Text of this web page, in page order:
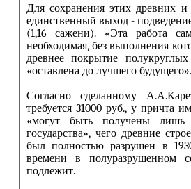
Для сохранения этих древних и
единственный выход -
(1,16 сажени). «Эта работа
необходимая, без выполнения
древнее покрытие
«оставлена до лучшего будущего».
Согласно сделанному
требуется 31000 руб., у причта
«могут быть получены лишь
государства», чего древние
был полностью разрушен в
времени в полуразрушенном
подлежит.